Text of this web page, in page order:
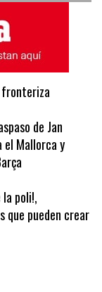
fronteriza
de Jan
Mallorca y
la poli!,
que pueden crear